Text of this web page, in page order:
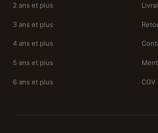
2 ans et plus
3 ans et plus
4 ans et plus
5 ans et plus
6 ans et plus CGV